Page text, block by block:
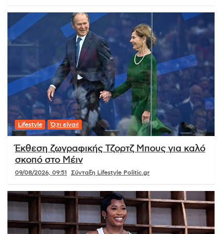
Lifestyle Ό,τι είναι!
Έκθεση ζωγραφικής Τζορτζ Μπους για καλό
σκοπό στο Μέιν
09/08/2026, 09:51 Σύνταξη Lifestyle Politic.gr